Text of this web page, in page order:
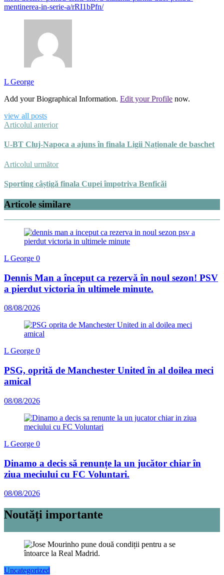
mentinerea-in-serie-a/rRI1bPfn/
L George
Add your Biographical Information. Edit your Profile now.
view all posts
Articolul anterior
U-BT Cluj-Napoca a ajuns în finala Ligii Naționale de baschet
Articolul următor
Sporting câștigă finala Cupei împotriva Benficăi
Articole similare
L George 0
Dennis Man a început ca rezervă în noul sezon! PSV
a pierdut victoria în ultimele minute.
08/08/2026
L George 0
PSG, oprită de Manchester United în al doilea meci
amical
08/08/2026
L George 0
Dinamo a decis să renunțe la un jucător chiar în
ziua meciului cu FC Voluntari.
08/08/2026
Noutăți importante
Uncategorized